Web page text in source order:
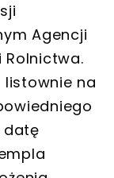
Agencji
Rolnictwa.
listownie na
datę